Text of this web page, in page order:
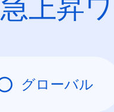
急上昇
グローバル